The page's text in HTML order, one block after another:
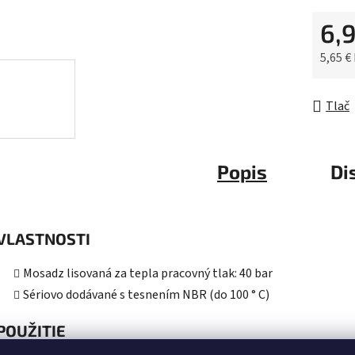
5,65 €
Tlač
Popis
Mosadz lisovaná za tepla pracovný tlak: 40 bar
Sériovo dodávané s tesnením NBR (do 100 ° C)